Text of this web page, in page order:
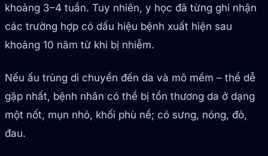
khoảng 3–4 tuần. Tuy nhiên, y học đã từng ghi nhận
các trường hợp có dấu hiệu bệnh xuất hiện sau
khoảng 10 năm từ khi bị nhiễm.
Nếu ấu trùng di chuyển đến da và mô mềm – thể dễ
gặp nhất, bệnh nhân có thể bị tổn thương da ở dạng
một nốt, mụn nhỏ, khối phù nề; có sưng, nóng, đỏ,
đau.